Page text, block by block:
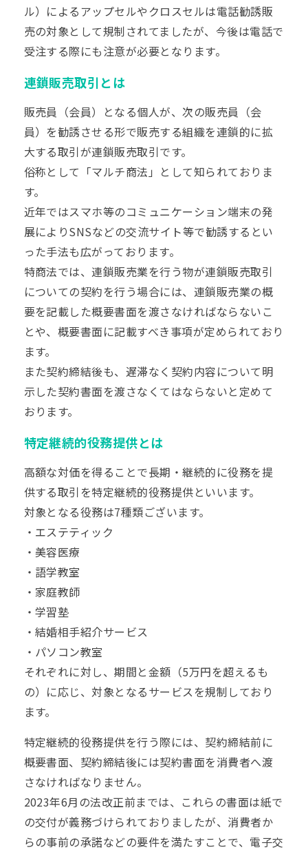
ル）によるアップセルやクロスセルは電話勧誘販
売の対象として規制されてましたが、今後は電話で
受注する際にも注意が必要となります。
連鎖販売取引とは
販売員（会員）となる個人が、次の販売員（会
員）を勧誘させる形で販売する組織を連鎖的に拡
大する取引が連鎖販売取引です。
俗称として「マルチ商法」として知られておりま
す。
近年ではスマホ等のコミュニケーション端末の発
展によりSNSなどの交流サイト等で勧誘するとい
った手法も広がっております。
特商法では、連鎖販売業を行う物が連鎖販売取引
についての契約を行う場合には、連鎖販売業の概
要を記載した概要書面を渡さなければならないこ
とや、概要書面に記載すべき事項が定められており
ます。
また契約締結後も、遅滞なく契約内容について明
示した契約書面を渡さなくてはならないと定めて
おります。
特定継続的役務提供とは
高額な対価を得ることで長期・継続的に役務を提
供する取引を特定継続的役務提供といいます。
対象となる役務は7種類ございます。
・エステティック
・美容医療
・語学教室
・家庭教師
・学習塾
・結婚相手紹介サービス
・パソコン教室
それぞれに対し、期間と金額（5万円を超えるも
の）に応じ、対象となるサービスを規制しており
ます。
特定継続的役務提供を行う際には、契約締結前に
概要書面、契約締結後には契約書面を消費者へ渡
さなければなりません。
2023年6月の法改正前までは、これらの書面は紙で
の交付が義務づけられておりましたが、消費者か
らの事前の承諾などの要件を満たすことで、電子交